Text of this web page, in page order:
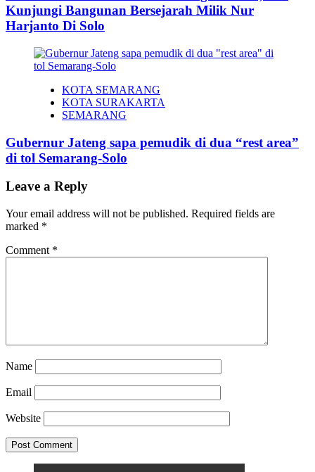
Kunjungi Bangunan Bersejarah Milik Nur
Harjanto Di Solo
KOTA SEMARANG
KOTA SURAKARTA
SEMARANG
Gubernur Jateng sapa pemudik di dua “rest area”
di tol Semarang-Solo
Leave a Reply
Your email address will not be published. Required fields are
marked *
Comment *
Name
Email
Website